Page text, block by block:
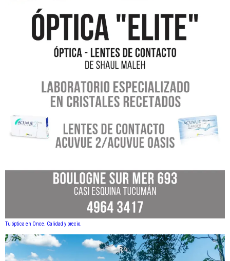
Tu óptica en Once. Calidad y precio.